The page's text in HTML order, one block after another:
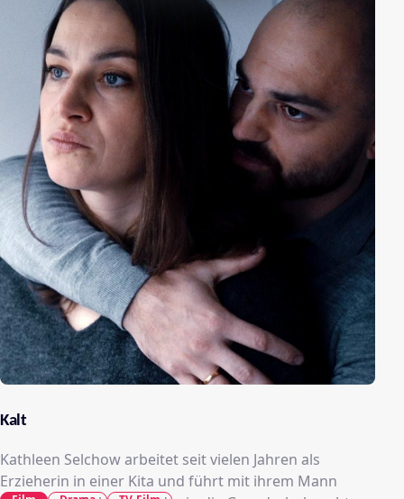
Kalt
Kathleen Selchow arbeitet seit vielen Jahren als
Erzieherin in einer Kita und führt mit ihrem Mann